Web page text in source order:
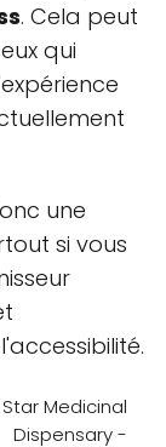
. Cela peut
qui
une
si vous
Star Medicinal
Dispensary -